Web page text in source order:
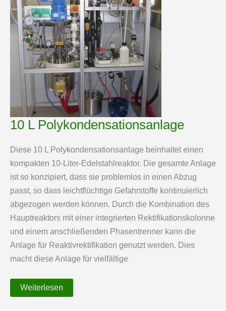
10 L Polykondensationsanlage
Diese 10 L Polykondensationsanlage beinhaltet einen
kompakten 10-Liter-Edelstahlreaktor. Die gesamte Anlage
ist so konzipiert, dass sie problemlos in einen Abzug
passt, so dass leichtflüchtige Gefahrstoffe kontinuierlich
abgezogen werden können. Durch die Kombination des
Hauptreaktors mit einer integrierten Rektifikationskolonne
und einem anschließenden Phasentrenner kann die
Anlage für Reaktivrektifikation genutzt werden. Dies
macht diese Anlage für vielfältige
10
L
Weiterlesen